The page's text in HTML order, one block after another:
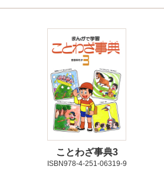
ことわざ事典3
ISBN978-4-251-06319-9